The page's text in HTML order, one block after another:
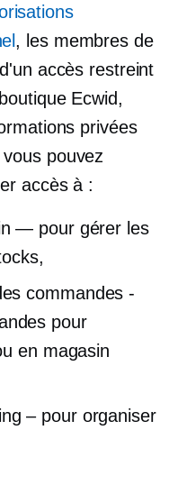
, les membres de
accès restreint
Ecwid,
privées
pouvez
accès à :
— pour gérer les
commandes -
pour
en magasin
– pour organiser